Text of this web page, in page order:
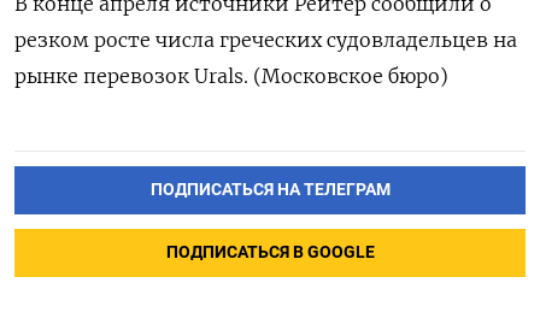
резком росте числа греческих судовладельцев на
рынке перевозок Urals. (Московское бюро)
ПОДПИСАТЬСЯ НА ТЕЛЕГРАМ
ПОДПИСАТЬСЯ В GOOGLE